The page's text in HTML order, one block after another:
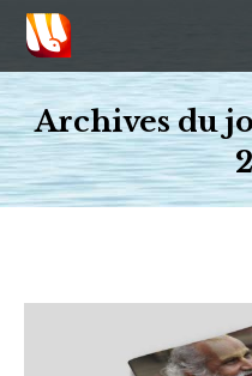
Archives du